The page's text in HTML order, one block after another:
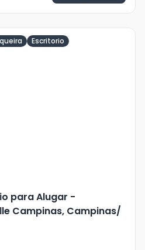
Escritorio
para Alugar -
Campinas, Campinas/